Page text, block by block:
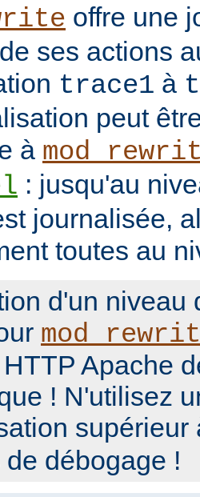
offre une
ses actions
trace1 à
peut
à
: jusqu'au
journalisée,
toutes au
d'un niveau
Apache
! N'utilisez
débogage !